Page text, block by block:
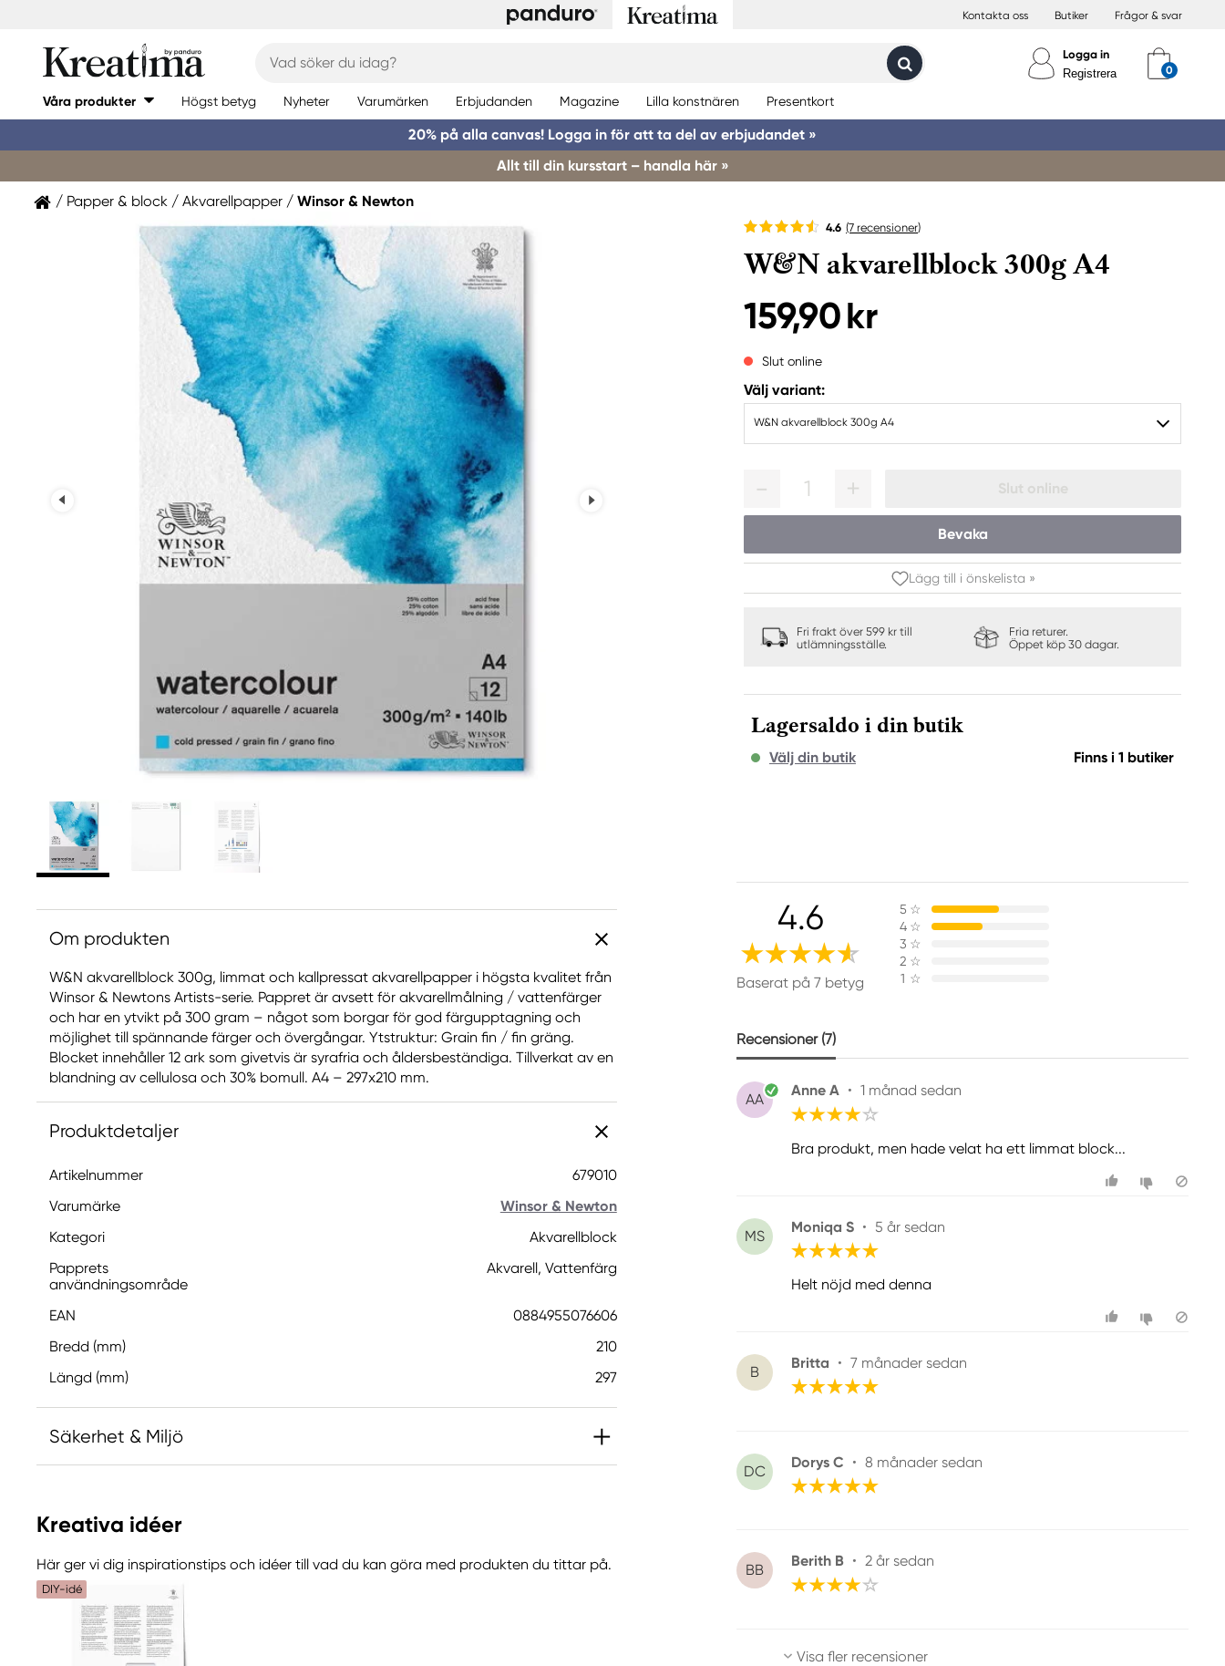
Kontakta oss Butiker Frågor & svar
Logga in
Registrera
Våra produkter Högst betyg Nyheter Varumärken Erbjudanden Magazine Lilla konstnären Presentkort
20% på alla canvas! Logga in för att ta del av erbjudandet »
Allt till din kursstart – handla här »
Papper & block Akvarellpapper Winsor & Newton
4.6 (7 recensioner)
W&N akvarellblock 300g A4
159,90 kr
Slut online
Välj variant:
W&N akvarellblock 300g A4
1 Slut online
Bevaka
Lägg till i önskelista »
Fri frakt över 599 kr till
utlämningsställe.
Fria returer.
Öppet köp 30 dagar.
Lagersaldo i din butik
Välj din butik Finns i 1 butiker
Om produkten
W&N akvarellblock 300g, limmat och kallpressat akvarellpapper i högsta kvalitet från
Winsor & Newtons Artists-serie. Pappret är avsett för akvarellmålning / vattenfärger
och har en ytvikt på 300 gram – något som borgar för god färgupptagning och
möjlighet till spännande färger och övergångar. Ytstruktur: Grain fin / fin gräng.
Blocket innehåller 12 ark som givetvis är syrafria och åldersbeständiga. Tillverkat av en
blandning av cellulosa och 30% bomull. A4 – 297x210 mm.
Produktdetaljer
Artikelnummer
679010
Varumärke
Winsor & Newton
Kategori
Akvarellblock
Papprets
användningsområde
Akvarell, Vattenfärg
EAN
0884955076606
Bredd (mm)
210
Längd (mm)
297
Säkerhet & Miljö
Winsor & Newton
Östra Långgatan 87
61930 Trosa, Sweden
info@colart.se
4.6
Baserat på 7 betyg
5 ☆
4 ☆
3 ☆
2 ☆
1 ☆
Recensioner (7)
AA
Anne A • 1 månad sedan
Bra produkt, men hade velat ha ett limmat block...
MS
Moniqa S • 5 år sedan
Helt nöjd med denna
B
Britta • 7 månader sedan
DC
Dorys C • 8 månader sedan
BB
Berith B • 2 år sedan
Visa fler recensioner
Kreativa idéer
Här ger vi dig inspirationstips och idéer till vad du kan göra med produkten du tittar på.
DIY-idé